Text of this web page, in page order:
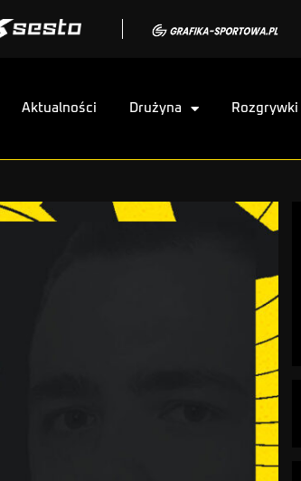
Aktualności Drużyna Rozgrywki